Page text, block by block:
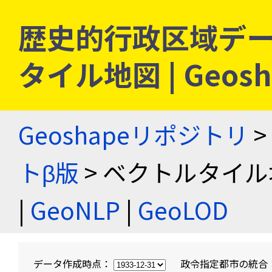
歴史的行政区域デ
タイル地図 |
Geoshapeリポジトリ >
トβ版 > ベクトルタイ
| GeoNLP | GeoLOD
データ作成時点： 政令指定都市の統